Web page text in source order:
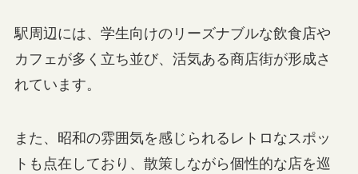
駅周辺には、学生向けのリーズナブルな飲食店や
カフェが多く立ち並び、活気ある商店街が形成さ
れています。
また、昭和の雰囲気を感じられるレトロなスポッ
トも点在しており、散策しながら個性的な店を巡